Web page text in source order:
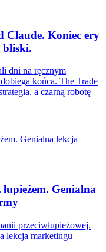
Claude. Koniec ery
dni na ręcznym
końca. The Trade
a czarną robotę
Genialna
przeciwłupieżowej.
lekcja marketingu